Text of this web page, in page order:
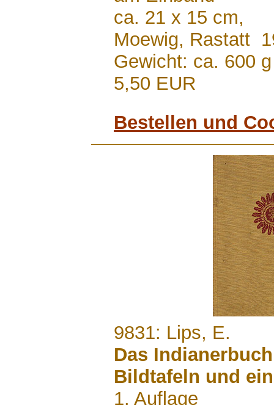
ca. 21 x 15 cm,
Moewig, Rastatt
Gewicht: ca. 600 g
5,50 EUR
Bestellen und
9831: Lips, E.
Das
Bildtafeln und
1. Auflage